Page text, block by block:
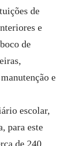
de
e
de
e
escolar,
para este
de 240